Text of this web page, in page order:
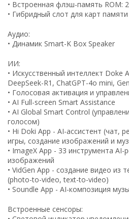
• Встроенная флэш-память ROM:
• Гибридный слот для карт
Аудио:
• Динамик Smart-K Box Speaker
ИИ:
• Искусственный интеллект Doke
DeepSeek-R1, ChatGPT-4o mini,
• Голосовая активация и
• AI Full-screen Smart Assistance
• AI Global Smart Control
голосом)
• Hi Doki App - AI-ассистент (чат,
игры, создание изображений и
• ImageX App - 33 инструмента AI-
изображений
• VidGen App - создание видео из
(photo-to-video, text-to-video)
• Soundle App - AI-композиция
Встроенные сенсоры: